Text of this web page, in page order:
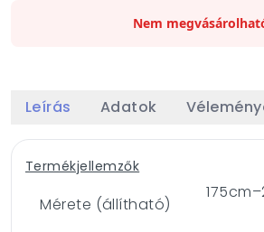
Nem
Leírás Adatok
Termékjellemzők
Mérete (állítható)